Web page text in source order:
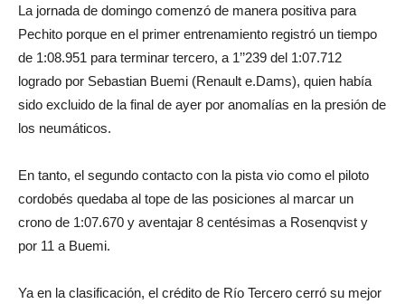
La jornada de domingo comenzó de manera positiva para
Pechito porque en el primer entrenamiento registró un tiempo
de 1:08.951 para terminar tercero, a 1’’239 del 1:07.712
logrado por Sebastian Buemi (Renault e.Dams), quien había
sido excluido de la final de ayer por anomalías en la presión de
los neumáticos.
En tanto, el segundo contacto con la pista vio como el piloto
cordobés quedaba al tope de las posiciones al marcar un
crono de 1:07.670 y aventajar 8 centésimas a Rosenqvist y
por 11 a Buemi.
Ya en la clasificación, el crédito de Río Tercero cerró su mejor